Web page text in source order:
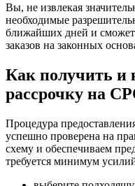
Вы, не извлекая
необходимые
ближайших дней и
заказов на законных
Как получить и
рассрочку на
Процедура
успешно проверена на
схему и обеспечиваем
требуется минимум